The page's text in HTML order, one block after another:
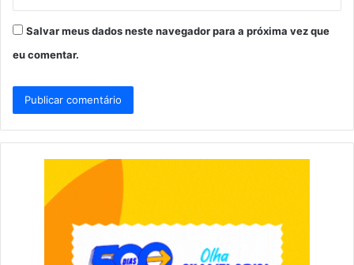
Salvar meus dados neste navegador para a próxima vez que
eu comentar.